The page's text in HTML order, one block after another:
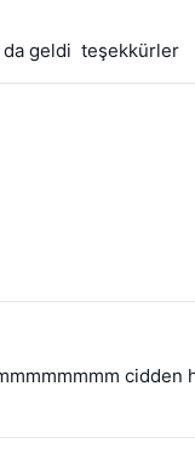
da geldi  teşekkürler